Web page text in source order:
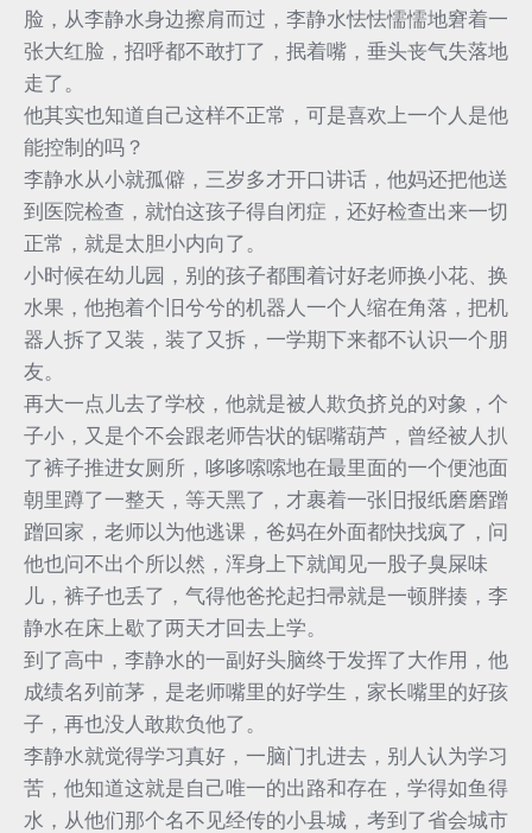
脸，从李静水身边擦肩而过，李静水怯怯懦懦地窘着一
张大红脸，招呼都不敢打了，抿着嘴，垂头丧气失落地
走了。
他其实也知道自己这样不正常，可是喜欢上一个人是他
能控制的吗？
李静水从小就孤僻，三岁多才开口讲话，他妈还把他送
到医院检查，就怕这孩子得自闭症，还好检查出来一切
正常，就是太胆小内向了。
小时候在幼儿园，别的孩子都围着讨好老师换小花、换
水果，他抱着个旧兮兮的机器人一个人缩在角落，把机
器人拆了又装，装了又拆，一学期下来都不认识一个朋
友。
再大一点儿去了学校，他就是被人欺负挤兑的对象，个
子小，又是个不会跟老师告状的锯嘴葫芦，曾经被人扒
了裤子推进女厕所，哆哆嗦嗦地在最里面的一个便池面
朝里蹲了一整天，等天黑了，才裹着一张旧报纸磨磨蹭
蹭回家，老师以为他逃课，爸妈在外面都快找疯了，问
他也问不出个所以然，浑身上下就闻见一股子臭屎味
儿，裤子也丢了，气得他爸抡起扫帚就是一顿胖揍，李
静水在床上歇了两天才回去上学。
到了高中，李静水的一副好头脑终于发挥了大作用，他
成绩名列前茅，是老师嘴里的好学生，家长嘴里的好孩
子，再也没人敢欺负他了。
李静水就觉得学习真好，一脑门扎进去，别人认为学习
苦，他知道这就是自己唯一的出路和存在，学得如鱼得
水，从他们那个名不见经传的小县城，考到了省会城市